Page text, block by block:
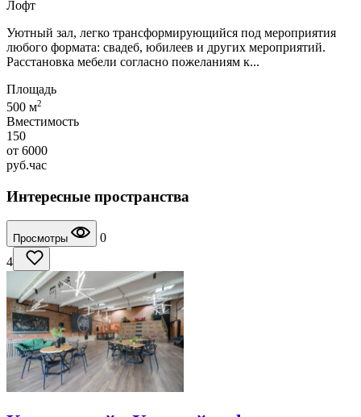
Лофт
Уютный зал, легко трансформирующийся под мероприятия
любого формата: свадеб, юбилеев и других мероприятий.
Расстановка мебели согласно пожеланиям к...
Площадь
500 м2
Вместимость
150
от 6000
руб.час
Интересные пространства
Просмотры
0
4